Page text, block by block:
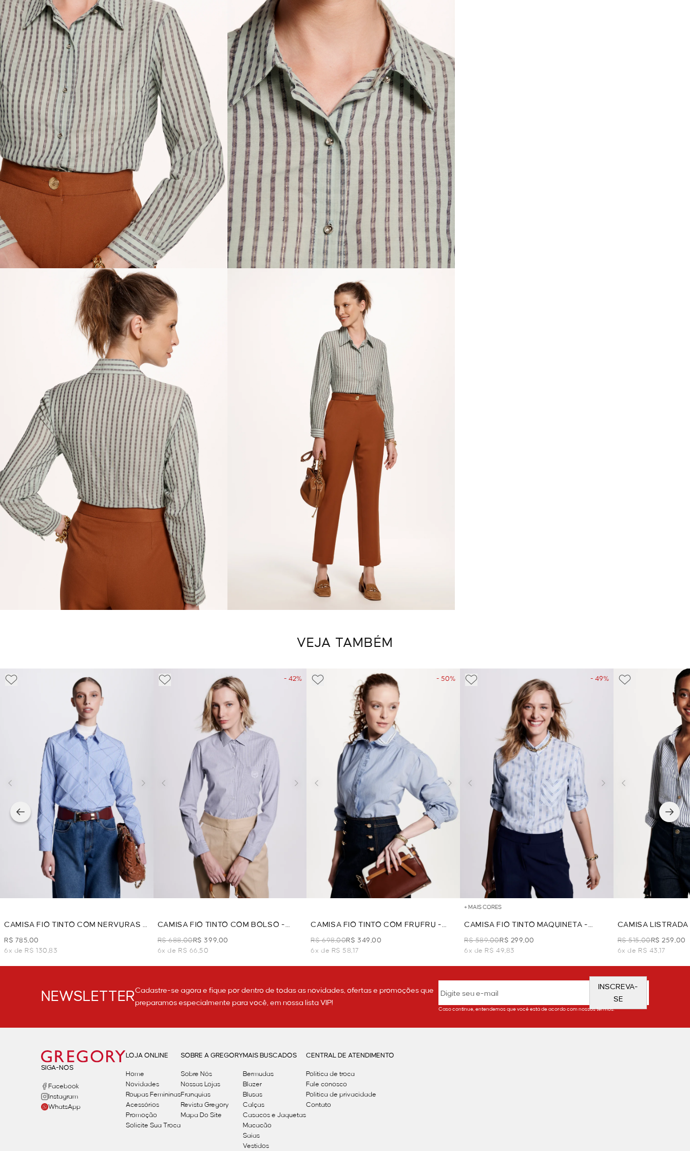
VEJA TAMBÉM
CAMISA FIO TINTO COM NERVURAS -
AZUL
R$ 785,00
6x de R$ 130,83
- 42%
CAMISA FIO TINTO COM BOLSO -
AZUL
R$ 688,00R$ 399,00
6x de R$ 66,50
- 50%
CAMISA FIO TINTO COM FRUFRU -
AZUL
R$ 698,00R$ 349,00
6x de R$ 58,17
- 49%
+ MAIS CORES
CAMISA FIO TINTO MAQUINETA -
AZUL
R$ 589,00R$ 299,00
6x de R$ 49,83
CAMISA
R$ 515,00R$ 259,00
6x de R$ 43,17
NEWSLETTERCadastre-se agora e fique por dentro de todas as novidades, ofertas e promoções que
preparamos especialmente para você, em nossa lista VIP!
INSCREVA-
SE
Caso continue, entendemos que você está de acordo com nossos termos.
SIGA-NOS
Facebook
Instagram
WhatsApp
LOJA ONLINE
Home
Novidades
Roupas Femininas
Acessórios
Promoção
Solicite Sua Troca
SOBRE A GREGORY
Sobre Nós
Nossas Lojas
Franquias
Revista Gregory
Mapa Do Site
MAIS BUSCADOS
Bermudas
Blazer
Blusas
Calças
Casacos e Jaquetas
Macacão
Saias
Vestidos
CENTRAL DE ATENDIMENTO
Política de troca
Fale conosco
Politica de privacidade
Contato